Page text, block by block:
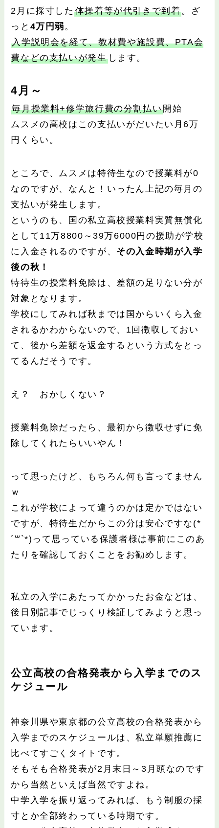
2月に採寸した 体操着等が代引きで到着。ざ
っと 4万円弱。
入学説明会を経て、教材費や施設費、PTA会
費などの支払いが発生します。
4月～
毎月授業料+修学旅行費の分割払い開始
ムスメの高校はこの支払いがだいたい月6万
円くらい。
ところで、ムスメは特待生なので授業料が0
なのですが、なんと！いったん上記の毎月の
支払いが発生します。
というのも、国の私立高校授業料実質無償化
として11万8800～39万6000円の援助が学校
に入金されるのですが、 その入金時期が入学
後の秋！
特待生の授業料免除は、差額の足りない分が
対象となります。
学校にしてみれば秋までは国からいくら入金
されるかわからないので、1回徴収しておい
て、後から差額を返金するという方式をとっ
てるんだそうです。
え？ おかしくない？
授業料免除だったら、最初から徴収せずに免
除してくれたらいいやん！
って思ったけど、もちろん何も言ってません
ｗ
これが学校によって違うのかは定かではない
ですが、特待生だからこの分は安心ですな(*
´꒳`*)って思っている保護者様は事前にこのあ
たりを確認しておくことをお勧めします。
私立の入学にあたってかかったお金などは、
後日別記事でじっくり検証してみようと思っ
ています。
公立高校の合格発表から入学までのス
ケジュール
神奈川県や東京都の公立高校の合格発表から
入学までのスケジュールは、私立単願推薦に
比べてすごくタイトです。
そもそも合格発表が2月末日～3月頭なのです
から当然といえば当然ですよね。
中学入学を振り返ってみれば、もう制服の採
寸とか全部終わっている時期です。